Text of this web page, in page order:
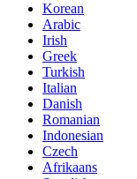
Korean
Arabic
Irish
Greek
Turkish
Italian
Danish
Romanian
Indonesian
Czech
Afrikaans